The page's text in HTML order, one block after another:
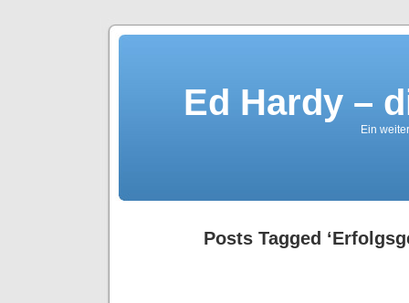
Ed Hardy –
Ein
Posts Tagged